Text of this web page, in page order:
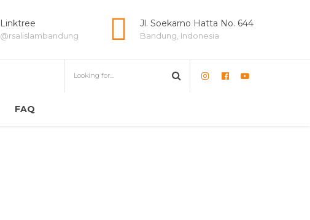
Linktree
@rsalislambandung
Jl. Soekarno Hatta No. 644
Bandung, Indonesia
FAQ